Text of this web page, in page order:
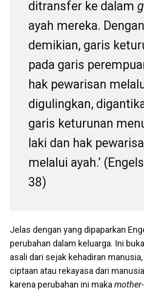
ditransfer ke dalam
ayah mereka.
demikian, garis
pada garis
hak pewarisan
digulingkan,
garis keturunan
laki dan hak
melalui ayah.’
38)
Jelas dengan yang dipaparkan
perubahan dalam keluarga. Ini
asali dari sejak kehadiran
ciptaan atau rekayasa dari
karena perubahan ini maka